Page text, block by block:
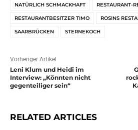
NATÜRLICH SCHMACKHAFT RESTAURANT-
RESTAURANTBESITZER TIMO ROSINS
SAARBRÜCKEN STERNEKOCH
Vorheriger Artikel
Leni Klum und Heidi im
Interview: „Könnten nicht
gegenteiliger sein“
RELATED ARTICLES